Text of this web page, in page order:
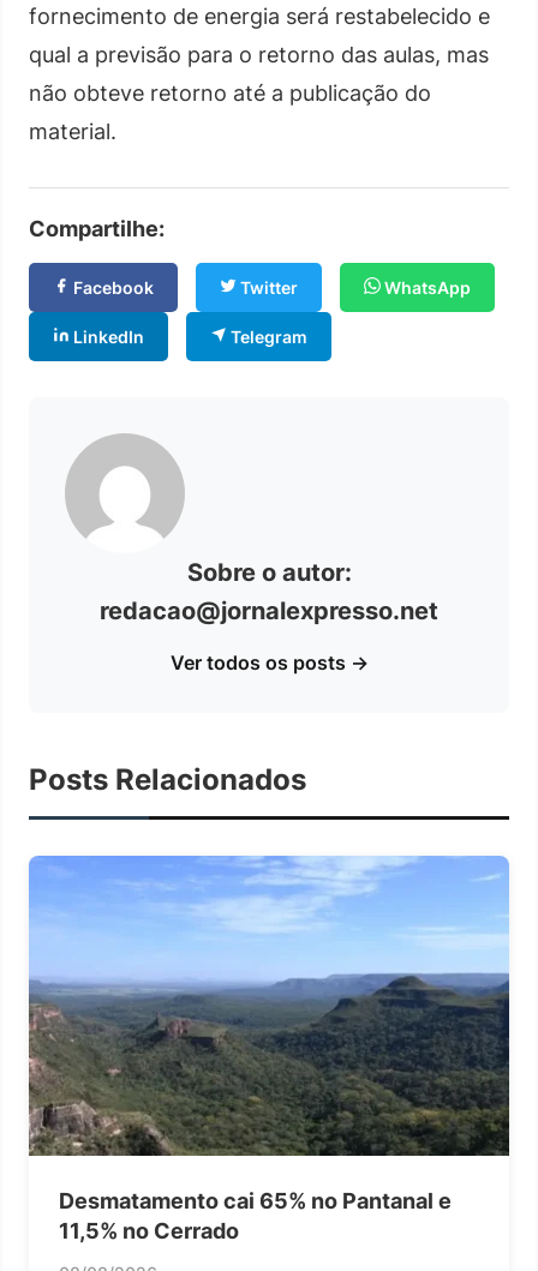
fornecimento de energia será restabelecido e
qual a previsão para o retorno das aulas, mas
não obteve retorno até a publicação do
material.
Compartilhe:
Facebook Twitter WhatsApp
LinkedIn Telegram
Sobre o autor:
redacao@jornalexpresso.net
Ver todos os posts →
Posts Relacionados
Desmatamento cai 65% no Pantanal e
11,5% no Cerrado